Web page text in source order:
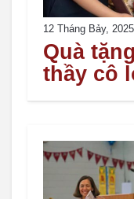
12 Tháng Bảy, 2025
Quà
thầy cô